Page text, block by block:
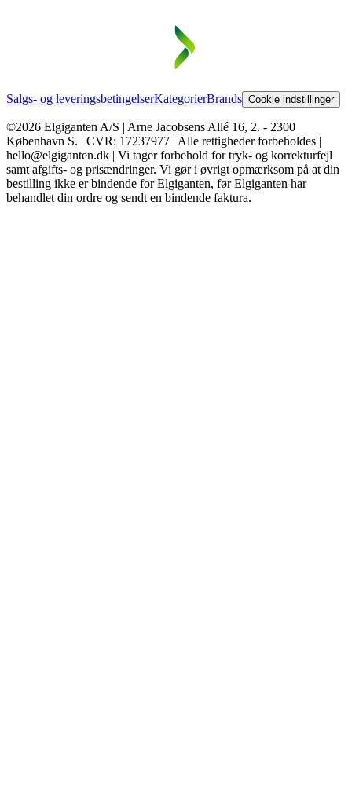
Salgs- og leveringsbetingelserKategorierBrands Cookie indstillinger
©2026 Elgiganten A/S | Arne Jacobsens Allé 16, 2. - 2300
København S. | CVR: 17237977 | Alle rettigheder forbeholdes |
hello@elgiganten.dk | Vi tager forbehold for tryk- og korrekturfejl
samt afgifts- og prisændringer. Vi gør i øvrigt opmærksom på at din
bestilling ikke er bindende for Elgiganten, før Elgiganten har
behandlet din ordre og sendt en bindende faktura.